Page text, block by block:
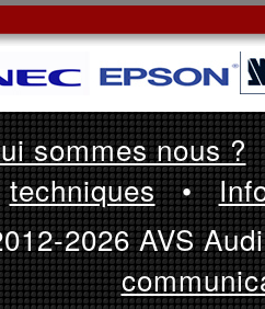
sommes nous ?
techniques•
2026 AVS